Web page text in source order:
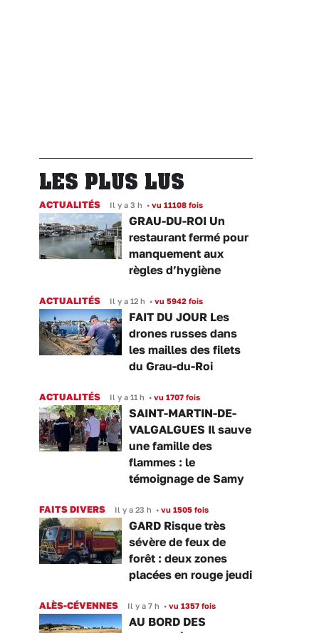
LES PLUS LUS
ACTUALITÉS Il y a 3 h • vu 11108 fois
GRAU-DU-ROI Un
restaurant fermé pour
manquement aux
règles d’hygiène
ACTUALITÉS Il y a 12 h • vu 5942 fois
FAIT DU JOUR Les
drones russes dans
les mailles des filets
du Grau-du-Roi
ACTUALITÉS Il y a 11 h • vu 1707 fois
SAINT-MARTIN-DE-
VALGALGUES Il sauve
une famille des
flammes : le
témoignage de Samy
FAITS DIVERS Il y a 23 h • vu 1505 fois
GARD Risque très
sévère de feux de
forêt : deux zones
placées en rouge jeudi
ALÈS-CÉVENNES Il y a 7 h • vu 1357 fois
AU BORD DES